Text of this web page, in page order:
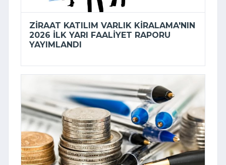
ZIRAAT KATILIM VARLIK KIRALAMA'NIN
2026 ILK YARI FAALIYET RAPORU
YAYIMLANDI